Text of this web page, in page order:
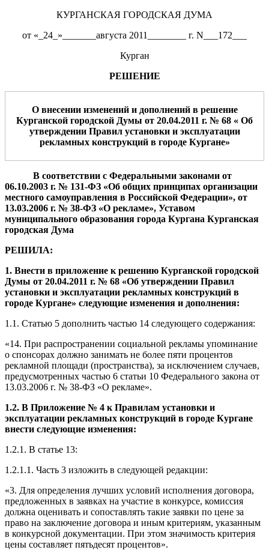
КУРГАНСКАЯ ГОРОДСКАЯ ДУМА
от «_24_»_______августа 2011________ г. N___172___
Курган
РЕШЕНИЕ
О внесении измененийи дополненийв решение
Курганской городской Думы от 20.04.2011 г. № 68 « Об
утверждении Правил установки и эксплуатации
рекламных конструкций в городе Кургане»
В соответствии с Федеральнымизаконамиот
06.10.2003 г. № 131-ФЗ «Об общих принципах организации
местного самоуправления в Российской Федерации», от
13.03.2006 г. № 38-ФЗ «О рекламе», Уставом
муниципального образования города Кургана Курганская
городская Дума
РЕШИЛА:
1. Внести в приложение к решению Курганской городской
Думы от 20.04.2011 г. № 68 «Об утверждении Правил
установки и эксплуатации рекламных конструкций в
городе Кургане» следующие изменения и дополнения:
1.1. Статью 5 дополнить частью 14 следующего содержания:
«14. При распространении социальной рекламы упоминание
о спонсорах должно занимать не более пяти процентов
рекламной площади (пространства), за исключением случаев,
предусмотренных частью 6 статьи 10 Федерального закона от
13.03.2006 г. № 38-ФЗ «О рекламе».
1.2. В Приложение № 4 к Правилам установки и
эксплуатации рекламных конструкций в городе Кургане
внести следующие изменения:
1.2.1 . В статье 13:
1.2.1.1. Часть 3 изложить в следующей редакции:
«3. Для определения лучших условий исполнения договора,
предложенных в заявках на участие в конкурсе, комиссия
должна оценивать и сопоставлять такие заявки по цене за
право на заключение договора и иным критериям, указанным
в конкурсной документации. При этом значимость критерия
цены составляет пятьдесят процентов».